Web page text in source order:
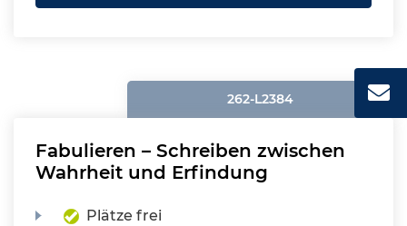
262-L2384
Fabulieren – Schreiben zwischen
Wahrheit und Erfindung
Plätze frei